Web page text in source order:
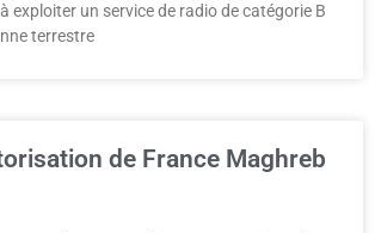
exploiter un service de radio de catégorie B
terrestre
de France Maghreb